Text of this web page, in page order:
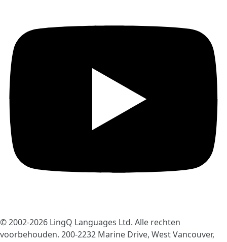
© 2002-2026 LingQ Languages Ltd. Alle rechten
voorbehouden. 200-2232 Marine Drive, West Vancouver,